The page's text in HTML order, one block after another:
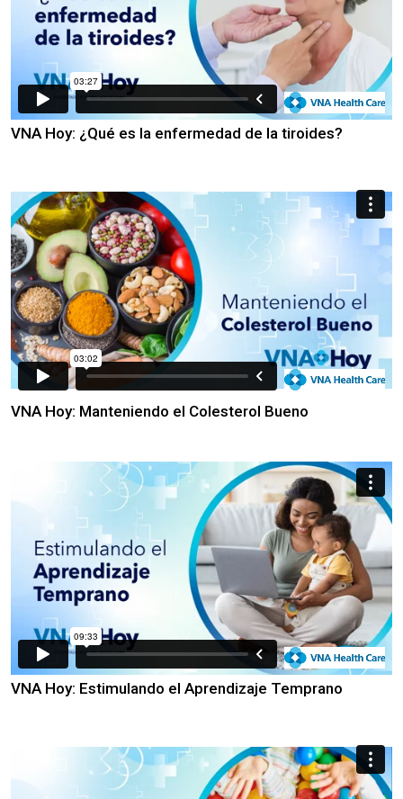
VNA Hoy: ¿Qué es la enfermedad de la tiroides?
VNA Hoy: Manteniendo el Colesterol Bueno
VNA Hoy: Estimulando el Aprendizaje Temprano